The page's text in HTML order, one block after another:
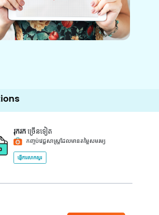
រុករក ច្រើនទៀត
កញ្ចប់វេជ្ជសាស្ត្រដែលមានតម្លៃសមរម្យ
ផ្ញើការសាកសួរ